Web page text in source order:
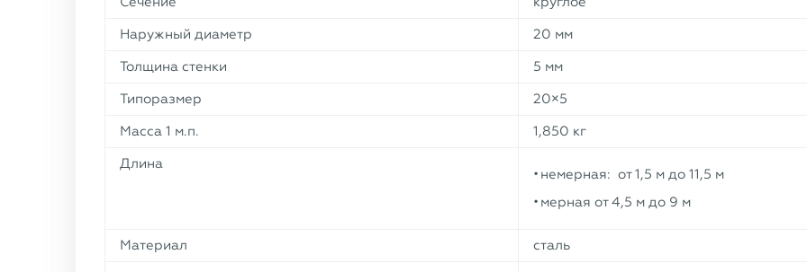
Наружный диаметр
20 мм
Толщина стенки
5 мм
Типоразмер
20×5
Масса 1 м.п.
1,850 кг
Длина
немерная: от 1,5 м до 11,5 м
мерная от 4,5 м до 9 м
Материал
сталь